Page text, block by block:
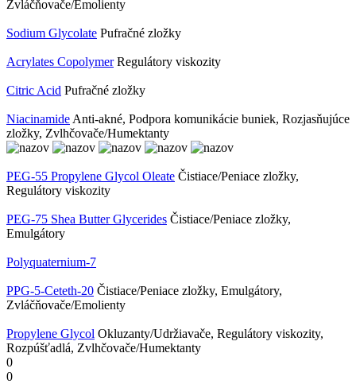
Zvláčňovače/Emolienty
Sodium Glycolate Pufračné zložky
Acrylates Copolymer Regulátory viskozity
Citric Acid Pufračné zložky
Niacinamide Anti-akné, Podpora komunikácie buniek, Rozjasňujúce
zložky, Zvlhčovače/Humektanty
PEG-55 Propylene Glycol Oleate Čistiace/Peniace zložky,
Regulátory viskozity
PEG-75 Shea Butter Glycerides Čistiace/Peniace zložky,
Emulgátory
Polyquaternium-7
PPG-5-Ceteth-20 Čistiace/Peniace zložky, Emulgátory,
Zvláčňovače/Emolienty
Propylene Glycol Okluzanty/Udržiavače, Regulátory viskozity,
Rozpúšťadlá, Zvlhčovače/Humektanty
0
0